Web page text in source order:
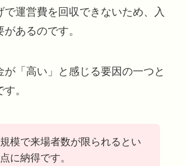
で運営費を回収できないため、入
あるのです。
が「高い」と感じる要因の一つと
。
模で来場者数が限られるとい
に納得です。